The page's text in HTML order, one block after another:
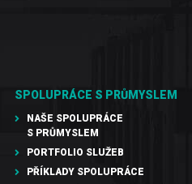
SPOLUPRÁCE S PRŮMYSLEM
NAŠE SPOLUPRÁCE
S PRŮMYSLEM
PORTFOLIO SLUŽEB
PŘÍKLADY SPOLUPRÁCE